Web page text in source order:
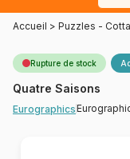
Accueil > Puzzles -
Rupture de stock
Quatre Saisons
Eurographics